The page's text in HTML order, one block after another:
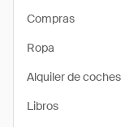
Compras
Ropa
Alquiler de coches
Libros